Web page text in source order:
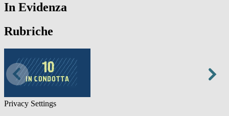
In Evidenza
Rubriche
Privacy Settings